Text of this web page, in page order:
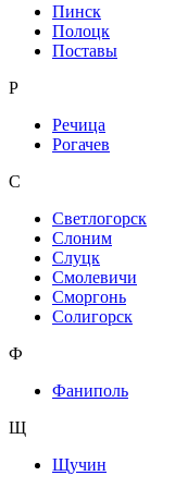
Пинск
Полоцк
Поставы
Р
Речица
Рогачев
С
Светлогорск
Слоним
Слуцк
Смолевичи
Сморгонь
Солигорск
Ф
Фаниполь
Щ
Щучин